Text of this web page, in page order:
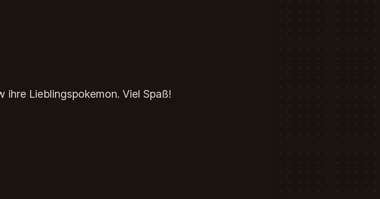
ihre Lieblingspokemon. Viel Spaß!